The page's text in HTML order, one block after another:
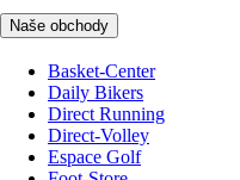
Naše obchody
Basket-Center
Daily Bikers
Direct Running
Direct-Volley
Espace Golf